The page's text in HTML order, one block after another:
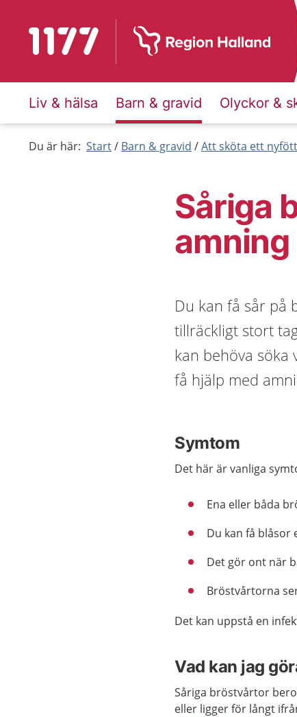
Till startsidan för 1177
Liv & hälsa Barn & gravid Olyckor &
Du är här: Start Barn & gravid Att sköta ett
Såriga
amning
Du kan få sår på
tillräckligt stort
kan behöva söka
få hjälp med
Symtom
Det här är vanliga
Ena eller båda
Du kan få
Det gör ont när
Bröstvårtorna
Det kan uppstå en
Vad kan jag
Såriga bröstvårtor
eller ligger för långt